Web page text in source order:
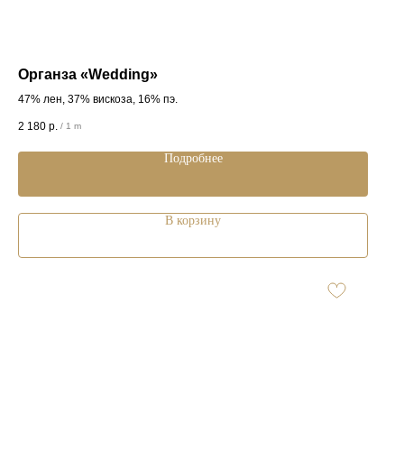
Органза «Wedding»
47% лен, 37% вискоза, 16% пэ.
2 180 р. / 1 m
Подробнее
В корзину